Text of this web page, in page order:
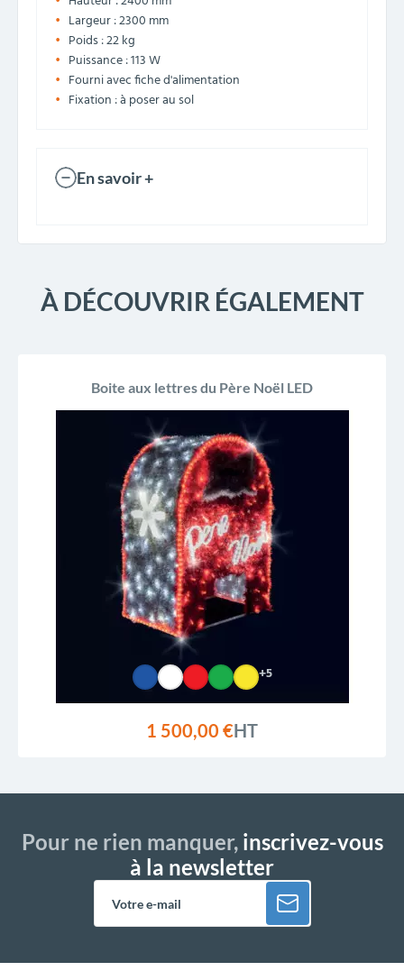
Largeur : 2300 mm
Poids : 22 kg
Puissance : 113 W
Fourni avec fiche d'alimentation
Fixation : à poser au sol
En savoir +
À DÉCOUVRIR ÉGALEMENT
Boite aux lettres du Père Noël LED
+5
1 500,00 €HT
Pour ne rien manquer,inscrivez-vous
à la newsletter